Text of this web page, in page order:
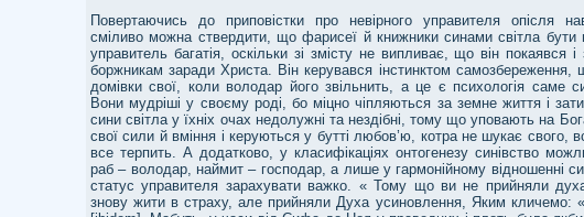
Повертаючись до приповістки про невірного управителя опісля
сміливо можна ствердити, що фарисеї й книжники синами світла бути
управитель багатія, оскільки зі змісту не випливає, що він покаявся і
боржникам заради Христа. Він керувався інстинктом самозбереження,
домівки свої, коли володар його звільнить, а це є психологія саме
Вони мудріші у своєму роді, бо міцно чіпляються за земне життя і
сини світла у їхніх очах недолужні та нездібні, тому що уповають на
свої сили й вміння і керуються у бутті любов’ю, котра не шукає свого,
все терпить. А додатково, у класифікаціях онтогенезу синівство
раб – володар, наймит – господар, а лише у гармонійному відношенні
статус управителя зарахувати важко. « Тому що ви не прийняли
знову жити в страху, але прийняли Духа усиновлення, Яким кличемо: